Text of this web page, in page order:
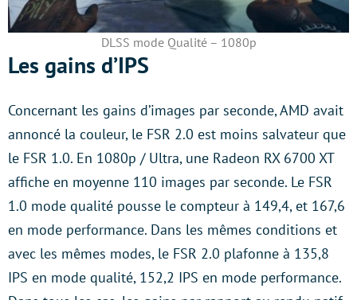
DLSS mode Qualité – 1080p
Les gains d’IPS
Concernant les gains d’images par seconde, AMD avait
annoncé la couleur, le FSR 2.0 est moins salvateur que
le FSR 1.0. En 1080p / Ultra, une Radeon RX 6700 XT
affiche en moyenne 110 images par seconde. Le FSR
1.0 mode qualité pousse le compteur à 149,4, et 167,6
en mode performance. Dans les mêmes conditions et
avec les mêmes modes, le FSR 2.0 plafonne à 135,8
IPS en mode qualité, 152,2 IPS en mode performance.